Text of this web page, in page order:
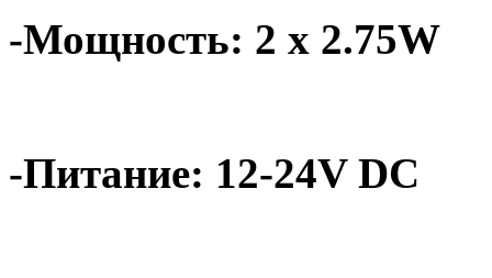
-Мощность: 2 x 2.75W
-Питание: 12-24V DC